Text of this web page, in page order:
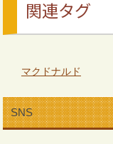
関連タグ
マクドナルド
SNS